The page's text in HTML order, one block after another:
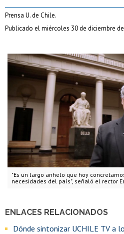
"Es un largo anhelo que hoy
necesidades del país", señaló el rector
ENLACES RELACIONADOS
Dónde sintonizar UCHILE TV a
Prensa U. de Chile.
Publicado el miércoles 30 de diciembre